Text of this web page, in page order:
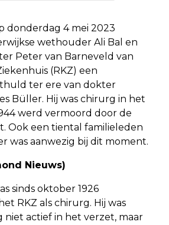
donderdag 4 mei 2023
wethouder Ali Bal en
Peter van Barneveld van
(RKZ) een
ter ere van dokter
Büller. Hij was chirurg in het
werd vermoord door de
Ook een tiental familieleden
was aanwezig bij dit moment.
Nieuws)
sinds oktober 1926
RKZ als chirurg. Hij was
niet actief in het verzet, maar